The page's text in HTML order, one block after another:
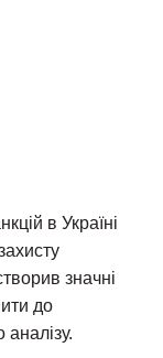
в Україні
значні
до